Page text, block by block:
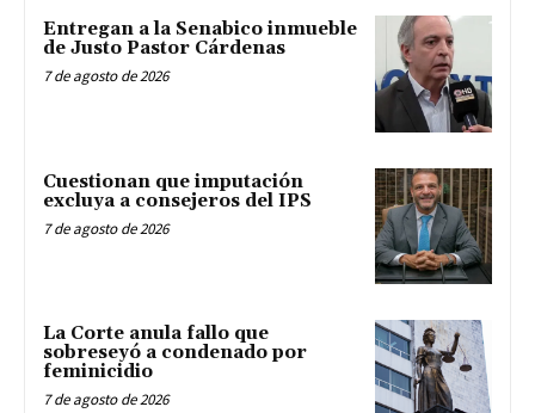
Entregan a la Senabico inmueble
de Justo Pastor Cárdenas
7 de agosto de 2026
Cuestionan que imputación
excluya a consejeros del IPS
7 de agosto de 2026
La Corte anula fallo que
sobreseyó a condenado por
feminicidio
7 de agosto de 2026